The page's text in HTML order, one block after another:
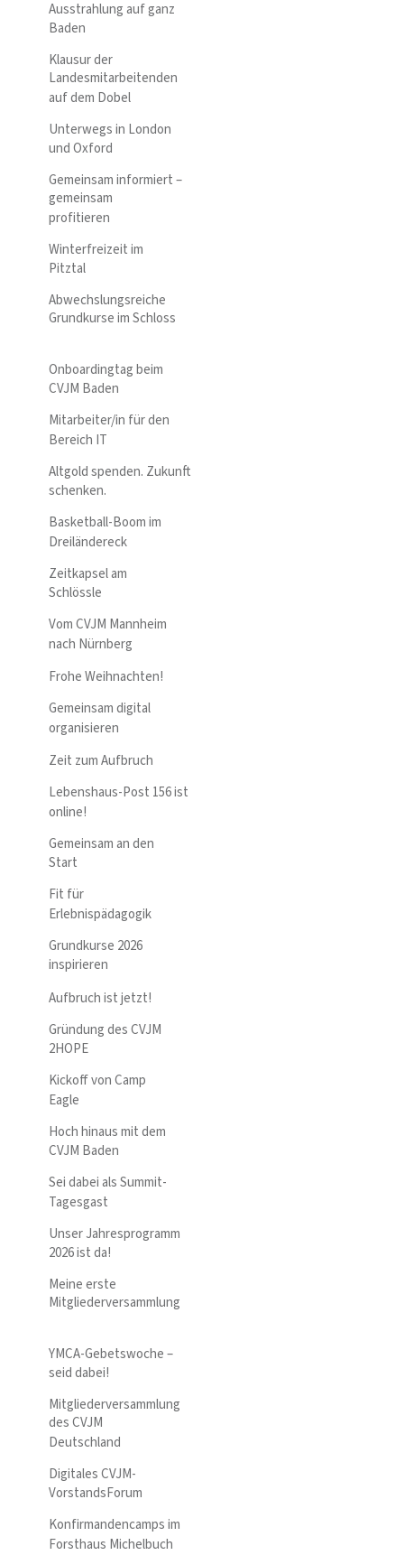
Ausstrahlung auf ganz
Baden
Klausur der
Landesmitarbeitenden
auf dem Dobel
Unterwegs in London
und Oxford
Gemeinsam informiert –
gemeinsam
profitieren
Winterfreizeit im
Pitztal
Abwechslungsreiche
Grundkurse im Schloss
Onboardingtag beim
CVJM Baden
Mitarbeiter/in für den
Bereich IT
Altgold spenden. Zukunft
schenken.
Basketball-Boom im
Dreiländereck
Zeitkapsel am
Schlössle
Vom CVJM Mannheim
nach Nürnberg
Frohe Weihnachten!
Gemeinsam digital
organisieren
Zeit zum Aufbruch
Lebenshaus-Post 156 ist
online!
Gemeinsam an den
Start
Fit für
Erlebnispädagogik
Grundkurse 2026
inspirieren
Aufbruch ist jetzt!
Gründung des CVJM
2HOPE
Kickoff von Camp
Eagle
Hoch hinaus mit dem
CVJM Baden
Sei dabei als Summit-
Tagesgast
Unser Jahresprogramm
2026 ist da!
Meine erste
Mitgliederversammlung
YMCA-Gebetswoche –
seid dabei!
Mitgliederversammlung
des CVJM
Deutschland
Digitales CVJM-
VorstandsForum
Konfirmandencamps im
Forsthaus Michelbuch